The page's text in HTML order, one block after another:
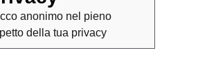
anonimo nel pieno
della tua privacy